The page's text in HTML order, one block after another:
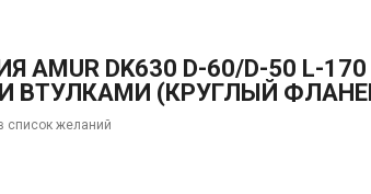
AMUR DK630 D-60/D-50 L-
ВТУЛКАМИ (КРУГЛЫЙ